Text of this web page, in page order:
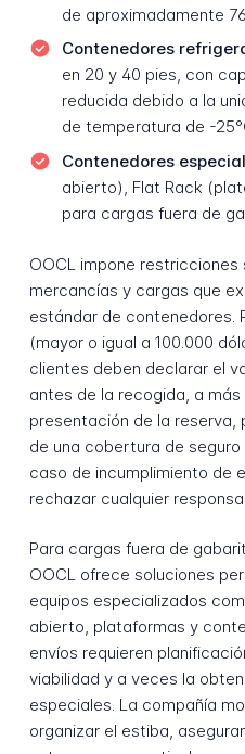
de aproximadamente
Contenedores
en 20 y 40 pies, con
reducida debido a la
de temperatura de -
Contenedores
abierto), Flat Rack
para cargas fuera de
OOCL impone
mercancías y cargas que
estándar de contenedores.
(mayor o igual a 100.000
clientes deben declarar el
antes de la recogida, a
presentación de la reserva,
de una cobertura de
caso de incumplimiento de
rechazar cualquier
Para cargas fuera de
OOCL ofrece soluciones
equipos especializados
abierto, plataformas y
envíos requieren
viabilidad y a veces la
especiales. La compañía
organizar el estiba,